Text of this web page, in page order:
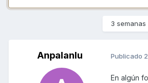
3 semanas
Anpalanlu Publicado
En algún